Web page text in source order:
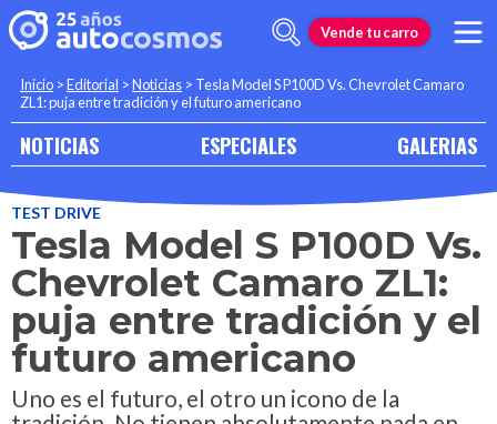
Vende tu carro
Inicio >Editorial >Noticias > Tesla Model S P100D Vs. Chevrolet Camaro
ZL1: puja entre tradición y el futuro americano
NOTICIAS ESPECIALES GALERIAS
TEST DRIVE
Tesla Model S P100D Vs.
Chevrolet Camaro ZL1:
puja entre tradición y el
futuro americano
Uno es el futuro, el otro un icono de la